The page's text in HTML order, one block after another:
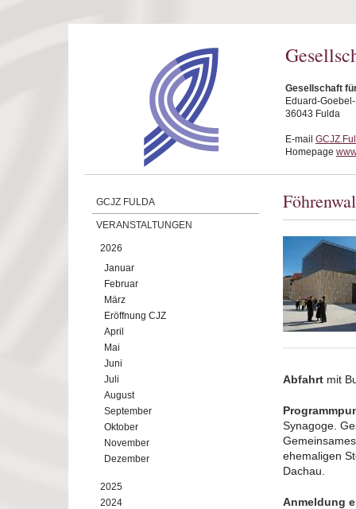
Gesellschaft
Eduard-
36043 Fulda
E-mail
Homepage
GCJZ FULDA
VERANSTALTUNGEN
2026
Januar
Februar
März
Eröffnung CJZ
April
Mai
Juni
Juli
August
September
Oktober
November
Dezember
2025
2024
Abfahrt mit
Synagoge.
ehemaligen
Dachau.
Anmeldung